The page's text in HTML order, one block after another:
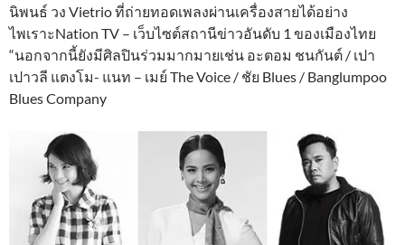
นิพนธ์ วง Vietrio ที่ถ่ายทอดเพลงผ่านเครื่องสายได้อย่าง
ไพเราะNation TV – เว็บไซต์สถานีข่าวอันดับ 1 ของเมืองไทย
“นอกจากนี้ยังมีศิลปินร่วมมากมายเช่น อะตอม ชนกันต์ / เปา
เปาวลี แตงโม- แนท – เมย์ The Voice / ชัย Blues / Banglumpoo
Blues Company